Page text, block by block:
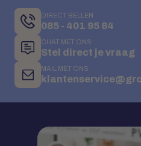
DIRECT BELLEN
085 - 401 95 84
CHAT MET ONS
Stel direct je vraag
MAIL MET ONS